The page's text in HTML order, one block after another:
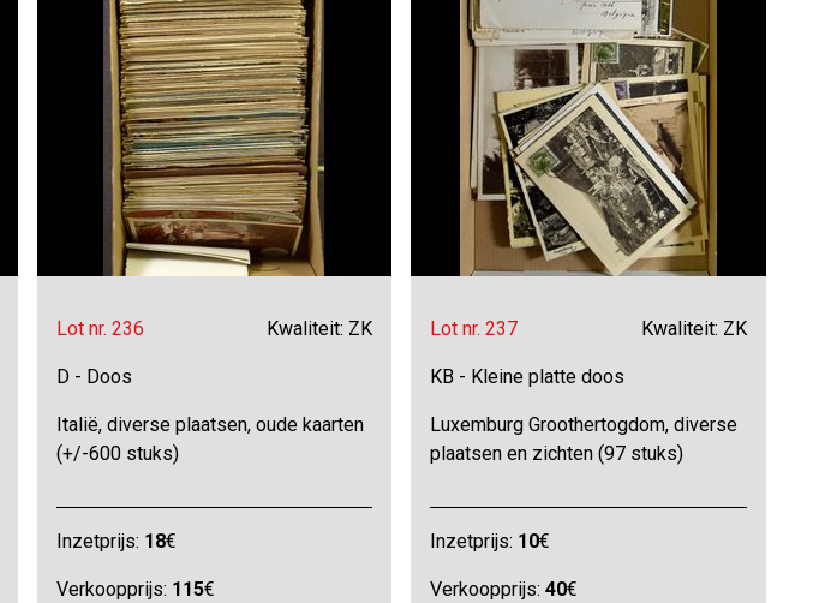
Lot nr. 236 Kwaliteit: ZK
D - Doos
Italië, diverse plaatsen, oude kaarten
(+/-600 stuks)
Inzetprijs: 18€
Verkoopprijs: 115€
Lot nr. 237 Kwaliteit: ZK
KB - Kleine platte doos
Luxemburg Groothertogdom, diverse
plaatsen en zichten (97 stuks)
Inzetprijs: 10€
Verkoopprijs:40€